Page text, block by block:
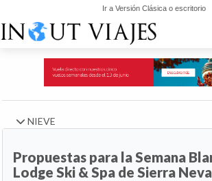
Ir a Versión Clásica o escritorio
NIEVE
Propuestas para la Semana
Lodge Ski & Spa de Sierra